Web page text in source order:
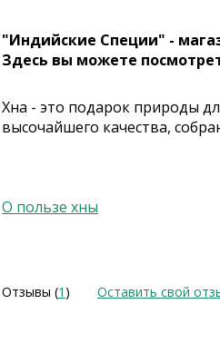
"Индийские Специи" -
Здесь вы можете
Хна - это подарок природы
высочайшего качества,
О пользе хны
Отзывы (1 ) Оставить свой